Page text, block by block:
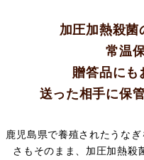
加圧加熱殺菌
常温
贈答品にも
送った相手に保
鹿児島県で養殖されたうな
さもそのまま、加圧加熱殺